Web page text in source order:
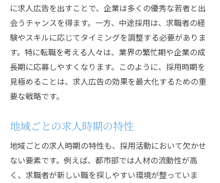
に求人広告を出すことで、企業は多くの優秀な若者と出
会うチャンスを得ます。一方、中途採用は、求職者の経
験やスキルに応じてタイミングを調整する必要がありま
す。特に転職を考える人々は、業界の繁忙期や企業の成
長期に応募しやすくなります。このように、採用時期を
見極めることは、求人広告の効果を最大化するための重
要な戦略です。
地域ごとの求人時期の特性
地域ごとの求人時期の特性も、採用活動において欠かせ
ない要素です。例えば、都市部では人材の流動性が高
く、求職者が新しい職を探しやすい環境が整っていま